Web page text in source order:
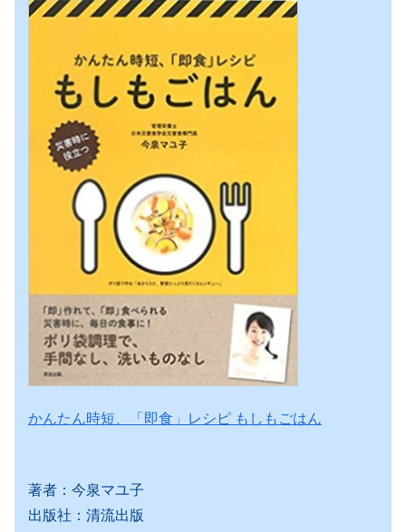
かんたん時短、「即食」レシピ もしもごはん
著者：今泉マユ子
出版社：清流出版